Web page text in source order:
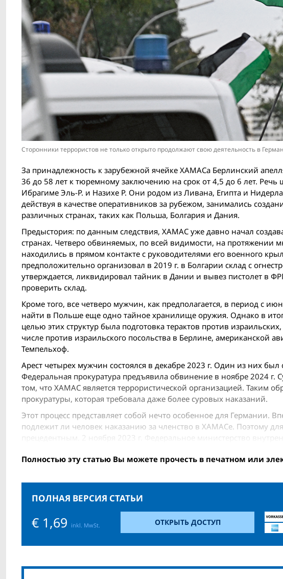
Сторонники террористов не только открыто продолжают свою деятельность в
За принадлежность к зарубежной ячейке ХАМАСа Берлинский
36 до 58 лет к тюремному заключению на срок от 4,5 до 6 лет.
Ибрагиме Эль-Р. и Назихе Р. Они родом из Ливана, Египта и
действуя в качестве оперативников за рубежом, занимались
различных странах, таких как Польша, Болгария и Дания.
Предыстория: по данным следствия, ХАМАС уже давно начал
странах. Четверо обвиняемых, по всей видимости, на протяжении
находились в прямом контакте с руководителями его военного
предположительно организовал в 2019 г. в Болгарии склад с
утверждается, ликвидировал тайник в Дании и вывез пистолет в
проверить склад.
Кроме того, все четверо мужчин, как предполагается, в период с
найти в Польше еще одно тайное хранилище оружия. Однако в
целью этих структур была подготовка терактов против
числе против израильского посольства в Берлине, американской
Темпельхоф.
Арест четырех мужчин состоялся в декабре 2023 г. Один из них
Федеральная прокуратура предъявила обвинение в ноябре 2024 г.
том, что ХАМАС является террористической организацией. Таким
прокуратуры, которая требовала даже более суровых наказаний.
Этот процесс представляет собой нечто особенное для Германии.
подлежит ли человек наказанию за членство в ХАМАСе. Поэтому
прецедентным. 2 нояб­ря 2023 г. Федеральное министерство
Полностью эту статью Вы можете прочесть в печатном или
ПОЛНАЯ ВЕРСИЯ СТАТЬИ
€ 1,69 inkl. MwSt. ОТКРЫТЬ ДОСТУП